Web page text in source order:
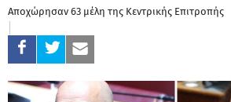
Αποχώρησαν 63 μέλη της Κεντρικής Επιτροπής